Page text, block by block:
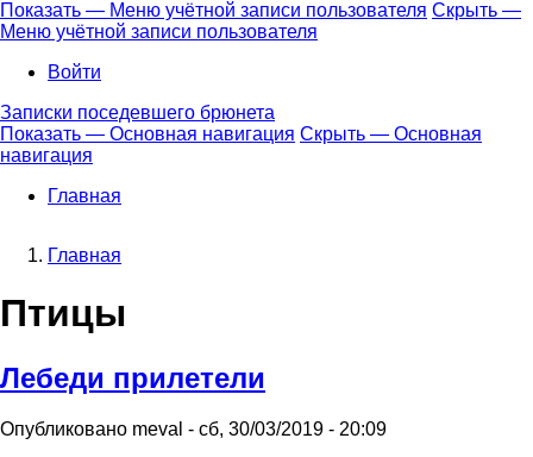
Перейти
к
содержанию
Меню
учётной
записи
пользователя
Показать — Меню учётной записи пользователя Скрыть —
Меню учётной записи пользователя
Войти
Записки поседевшего брюнета
Основная
навигация
Показать — Основная навигация Скрыть — Основная
навигация
Главная
навигации
Главная
Птицы
Лебеди прилетели
Опубликовано meval - сб, 30/03/2019 - 20:09